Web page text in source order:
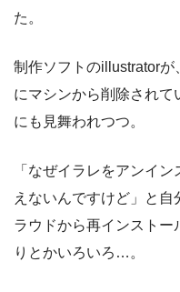
た。
制作ソフトのillustrator
にマシンから削除され
にも見舞われつつ。
「なぜイラレをアンイ
えないんですけど」と
ラウドから再インストー
りとかいろいろ…。